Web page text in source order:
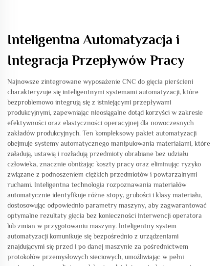
Inteligentna Automatyzacja i
Integracja Przepływów Pracy
Najnowsze zintegrowane wyposażenie CNC do gięcia pierścieni
charakteryzuje się inteligentnymi systemami automatyzacji, które
bezproblemowo integrują się z istniejącymi przepływami
produkcyjnymi, zapewniając nieosiągalne dotąd korzyści w zakresie
efektywności oraz elastyczności operacyjnej dla nowoczesnych
zakładów produkcyjnych. Ten kompleksowy pakiet automatyzacji
obejmuje systemy automatycznego manipulowania materiałami, które
załadują, ustawią i rozładują przedmioty obrabiane bez udziału
człowieka, znacznie obniżając koszty pracy oraz eliminując ryzyko
związane z podnoszeniem ciężkich przedmiotów i powtarzalnymi
ruchami. Inteligentna technologia rozpoznawania materiałów
automatycznie identyfikuje różne stopy, grubości i klasy materiału,
dostosowując odpowiednio parametry maszyny, aby zagwarantować
optymalne rezultaty gięcia bez konieczności interwencji operatora
lub zmian w przygotowaniu maszyny. Inteligentny system
automatyzacji komunikuje się bezpośrednio z urządzeniami
znajdującymi się przed i po danej maszynie za pośrednictwem
protokołów przemysłowych sieciowych, umożliwiając w pełni